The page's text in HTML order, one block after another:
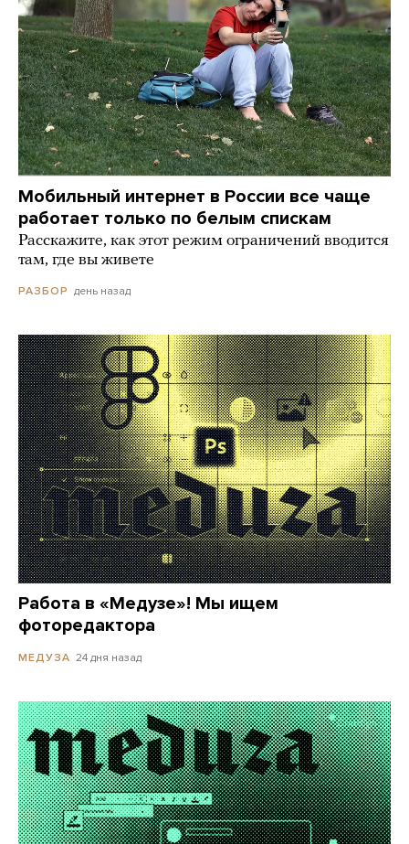
Мобильный интернет в России все чаще
работает только по белым спискам
Расскажите, как этот режим ограничений вводится
там, где вы живете
РАЗБОР день назад
Работа в «Медузе»! Мы ищем
фоторедактора
МЕДУЗА 24 дня назад